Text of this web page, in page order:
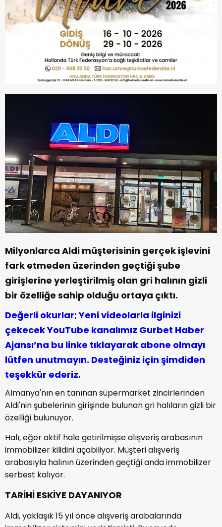
Milyonlarca Aldi müşterisinin gerçek işlevini
fark etmeden üzerinden geçtiği şube
girişlerine yerleştirilmiş olan gri halının gizli
bir özelliğe sahip olduğu ortaya çıktı.
Değerli okurlar; Yeni videolarla ilginizi
çekecek YouTube kanalımız Gurbet Haber
Ajansı’na bu linke tıklayarak abone olmayı
lütfen unutmayın. Desteğiniz için şimdiden
teşekkür ederiz.
Almanya'nın en tanınan süpermarket zincirlerinden
Aldi'nin şubelerinin girişinde bulunan gri halıların gizli bir
özelliği bulunuyor.
Halı, eğer aktif hale getirilmişse alışveriş arabasının
immobilizer kilidini açabiliyor. Müşteri alışveriş
arabasıyla halının üzerinden geçtiği anda immobilizer
serbest kalıyor.
TARİHİ ESKİYE DAYANIYOR
Aldi, yaklaşık 15 yıl önce alışveriş arabalarında